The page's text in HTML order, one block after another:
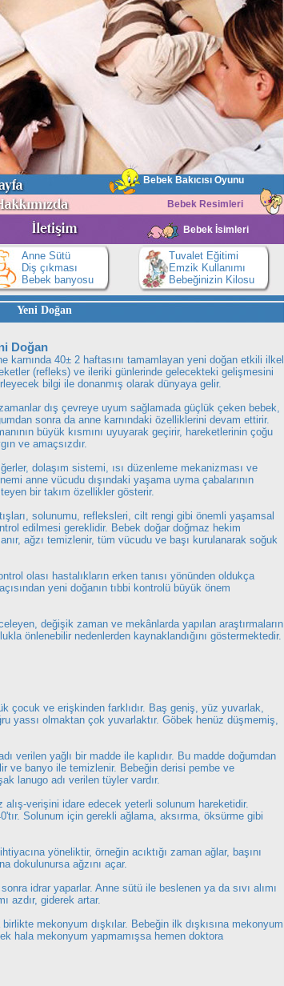
Bebek Bakıcısı Oyunu
Bebek Resimleri
Bebek İsimleri
Anne Sütü
Diş çıkması
Bebek banyosu
Tuvalet Eğitimi
Emzik Kullanımı
Bebeğinizin Kilosu
Yeni Doğan
Doğan
karnında 40± 2 haftasını tamamlayan yeni doğan etkili ilkel
(refleks) ve ileriki günlerinde gelecekteki gelişmesini
bilgi ile donanmış olarak dünyaya gelir.
zamanlar dış çevreye uyum sağlamada güçlük çeken bebek,
sonra da anne karnındaki özelliklerini devam ettirir.
büyük kısmını uyuyarak geçirir, hareketlerinin çoğu
ve amaçsızdır.
dolaşım sistemi, ısı düzenleme mekanizması ve
anne vücudu dışındaki yaşama uyma çabalarının
bir takım özellikler gösterir.
solunumu, refleksleri, cilt rengi gibi önemli yaşamsal
edilmesi gereklidir. Bebek doğar doğmaz hekim
ağzı temizlenir, tüm vücudu ve başı kurulanarak soğuk
olası hastalıkların erken tanısı yönünden oldukça
yeni doğanın tıbbi kontrolü büyük önem
değişik zaman ve mekânlarda yapılan araştırmaların
önlenebilir nedenlerden kaynaklandığını göstermektedir.
çocuk ve erişkinden farklıdır. Baş geniş, yüz yuvarlak,
yassı olmaktan çok yuvarlaktır. Göbek henüz düşmemiş,
verilen yağlı bir madde ile kaplıdır. Bu madde doğumdan
ve banyo ile temizlenir. Bebeğin derisi pembe ve
lanugo adı verilen tüyler vardır.
verişini idare edecek yeterli solunum hareketidir.
Solunum için gerekli ağlama, aksırma, öksürme gibi
yöneliktir, örneğin acıktığı zaman ağlar, başını
dokulunursa ağzını açar.
idrar yaparlar. Anne sütü ile beslenen ya da sıvı alımı
azdır, giderek artar.
mekonyum dışkılar. Bebeğin ilk dışkısına mekonyum
hala mekonyum yapmamışsa hemen doktora